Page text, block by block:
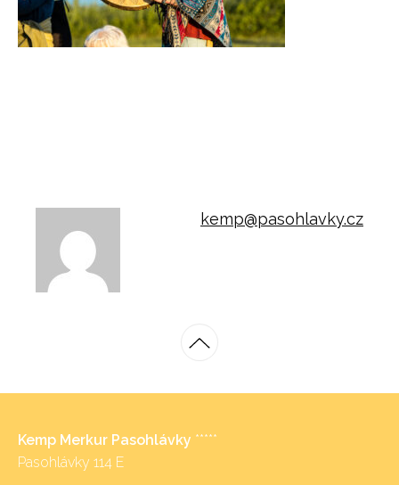
kemp@pasohlavky.cz
Kemp Merkur Pasohlávky *****
Pasohlávky 114 E